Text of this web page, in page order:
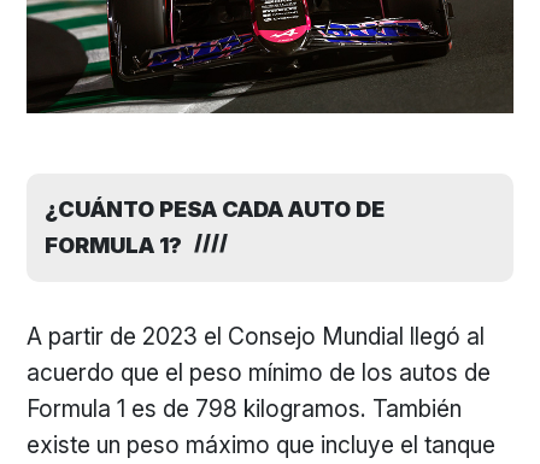
¿CUÁNTO PESA CADA AUTO DE
FORMULA 1?
A partir de 2023 el Consejo Mundial llegó al
acuerdo que el peso mínimo de los autos de
Formula 1 es de 798 kilogramos. También
existe un peso máximo que incluye el tanque